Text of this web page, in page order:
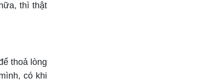
thì thật
thoả lòng
có khi